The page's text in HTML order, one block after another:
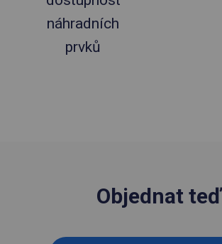
náhradních
prvků
Objednat teď